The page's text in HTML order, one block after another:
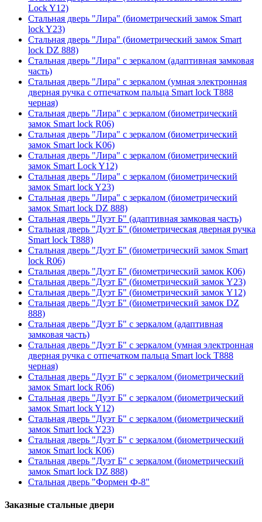
Lock Y12)
Стальная дверь "Лира" (биометрический замок Smart
lock Y23)
Стальная дверь "Лира" (биометрический замок Smart
lock DZ 888)
Стальная дверь "Лира" с зеркалом (адаптивная замковая
часть)
Стальная дверь "Лира" с зеркалом (умная электронная
дверная ручка с отпечатком пальца Smart lock T888
черная)
Стальная дверь "Лира" с зеркалом (биометрический
замок Smart lock R06)
Стальная дверь "Лира" с зеркалом (биометрический
замок Smart lock K06)
Стальная дверь "Лира" с зеркалом (биометрический
замок Smart Lock Y12)
Стальная дверь "Лира" с зеркалом (биометрический
замок Smart lock Y23)
Стальная дверь "Лира" с зеркалом (биометрический
замок Smart lock DZ 888)
Стальная дверь "Дуэт Б" (адаптивная замковая часть)
Стальная дверь "Дуэт Б" (биометрическая дверная ручка
Smart lock T888)
Стальная дверь "Дуэт Б" (биометрический замок Smart
lock R06)
Стальная дверь "Дуэт Б" (биометрический замок К06)
Стальная дверь "Дуэт Б" (биометрический замок Y23)
Стальная дверь "Дуэт Б" (биометрический замок Y12)
Стальная дверь "Дуэт Б" (биометрический замок DZ
888)
Стальная дверь "Дуэт Б" с зеркалом (адаптивная
замковая часть)
Стальная дверь "Дуэт Б" с зеркалом (умная электронная
дверная ручка с отпечатком пальца Smart lock T888
черная)
Стальная дверь "Дуэт Б" с зеркалом (биометрический
замок Smart lock R06)
Стальная дверь "Дуэт Б" с зеркалом (биометрический
замок Smart lock Y12)
Стальная дверь "Дуэт Б" с зеркалом (биометрический
замок Smart lock Y23)
Стальная дверь "Дуэт Б" с зеркалом (биометрический
замок Smart lock К06)
Стальная дверь "Дуэт Б" с зеркалом (биометрический
замок Smart lock DZ 888)
Стальная дверь "Формен Ф-8"
Заказные стальные двери